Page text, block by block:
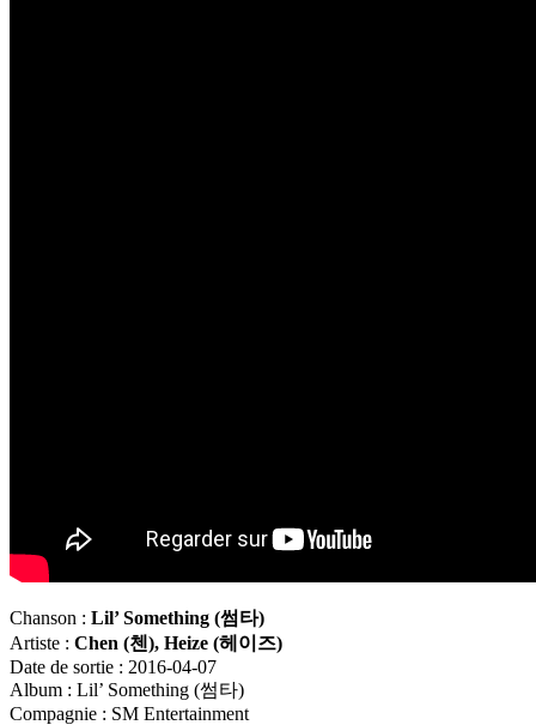
Chanson : Lil’ Something (썸타)
Artiste : Chen (첸 ), Heize (헤이즈)
Date de sortie : 2016-04-07
Album : Lil’ Something (썸타)
Compagnie : SM Entertainment